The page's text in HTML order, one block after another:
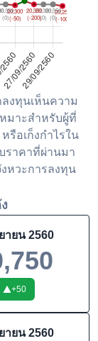
งทุนเห็นความ
มาะสำหรับผู้ที่
รือเก็งกำไรใน
ราคาที่ผ่านมา
หวะการลงทุน
ายน 2560
+50
ายน 2560